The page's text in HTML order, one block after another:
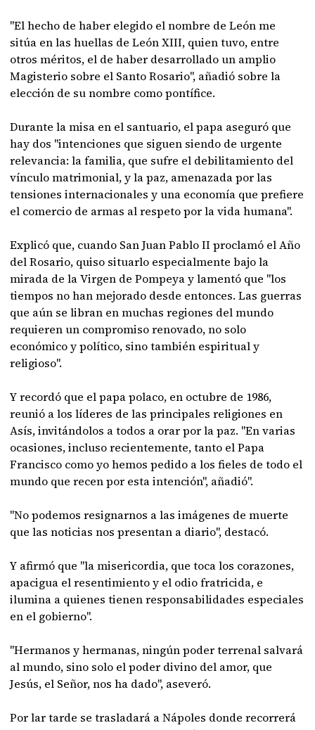
"El hecho de haber elegido el nombre de León me
sitúa en las huellas de León XIII, quien tuvo, entre
otros méritos, el de haber desarrollado un amplio
Magisterio sobre el Santo Rosario", añadió sobre la
elección de su nombre como pontífice.
Durante la misa en el santuario, el papa aseguró que
hay dos "intenciones que siguen siendo de urgente
relevancia: la familia, que sufre el debilitamiento del
vínculo matrimonial, y la paz, amenazada por las
tensiones internacionales y una economía que prefiere
el comercio de armas al respeto por la vida humana".
Explicó que, cuando San Juan Pablo II proclamó el Año
del Rosario, quiso situarlo especialmente bajo la
mirada de la Virgen de Pompeya y lamentó que "los
tiempos no han mejorado desde entonces. Las guerras
que aún se libran en muchas regiones del mundo
requieren un compromiso renovado, no solo
económico y político, sino también espiritual y
religioso".
Y recordó que el papa polaco, en octubre de 1986,
reunió a los líderes de las principales religiones en
Asís, invitándolos a todos a orar por la paz. "En varias
ocasiones, incluso recientemente, tanto el Papa
Francisco como yo hemos pedido a los fieles de todo el
mundo que recen por esta intención", añadió".
"No podemos resignarnos a las imágenes de muerte
que las noticias nos presentan a diario", destacó.
Y afirmó que "la misericordia, que toca los corazones,
apacigua el resentimiento y el odio fratricida, e
ilumina a quienes tienen responsabilidades especiales
en el gobierno".
"Hermanos y hermanas, ningún poder terrenal salvará
al mundo, sino solo el poder divino del amor, que
Jesús, el Señor, nos ha dado", aseveró.
Por lar tarde se trasladará a Nápoles donde recorrerá